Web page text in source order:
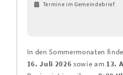
Termine im Gemeindebrief
In den Sommermonaten
16. Juli 2026 sowie am 13.